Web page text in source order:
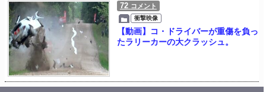
72 コメント
衝撃映像
【動画】コ・ドライバーが重傷を負っ
たラリーカーの大クラッシュ。